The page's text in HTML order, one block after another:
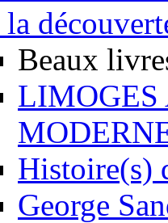
la
Beaux
LIMOGES
Histoire(s)
George